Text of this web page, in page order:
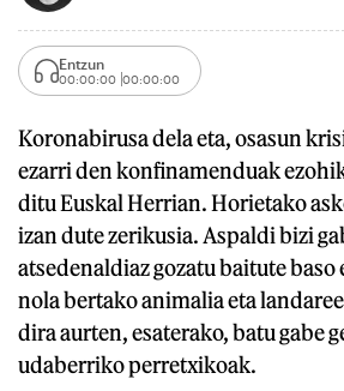
Entzun
00:00:00 00:00:00
Koronabirusa dela eta, osasun
ezarri den konfinamenduak
ditu Euskal Herrian. Horietako
izan dute zerikusia. Aspaldi bizi
atsedenaldiaz gozatu baitute
nola bertako animalia eta
dira aurten, esaterako, batu gabe
udaberriko perretxikoak.